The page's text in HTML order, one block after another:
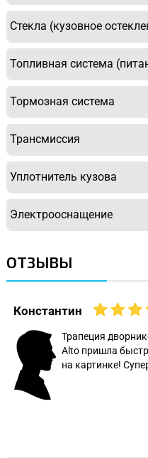
Стекла (кузовное
Топливная система
Тормозная система
Трансмиссия
Уплотнитель кузова
Электрооснащение
ОТЗЫВЫ
Константин
Трапеция
Alto пришла
на картинке!